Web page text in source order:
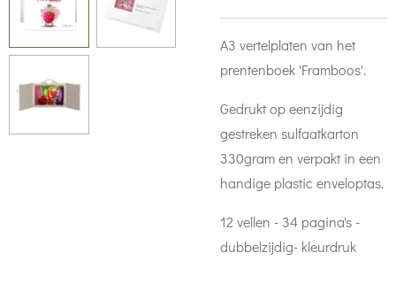
A3 vertelplaten van het
prentenboek 'Framboos'.
Gedrukt op eenzijdig
gestreken sulfaatkarton
330gram en verpakt in een
handige plastic enveloptas.
12 vellen - 34 pagina's -
dubbelzijdig- kleurdruk